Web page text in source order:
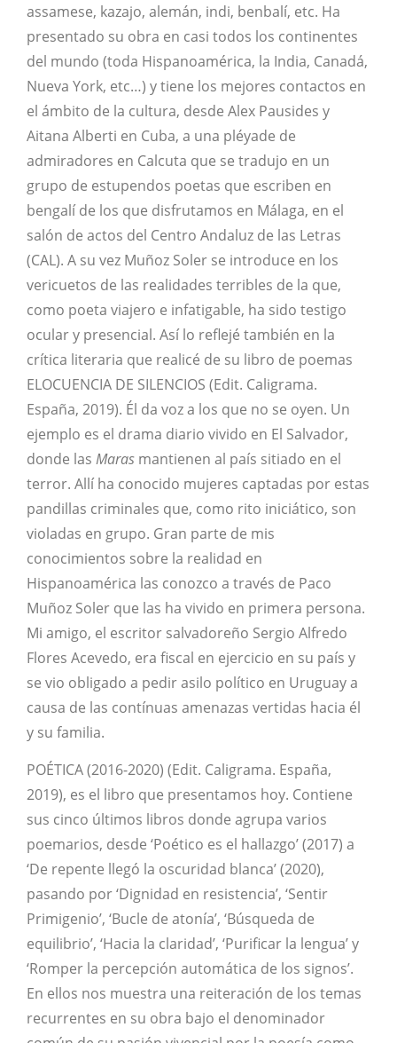
assamese, kazajo, alemán, indi, benbalí, etc. Ha
presentado su obra en casi todos los continentes
del mundo (toda Hispanoamérica, la India, Canadá,
Nueva York, etc…) y tiene los mejores contactos en
el ámbito de la cultura, desde Alex Pausides y
Aitana Alberti en Cuba, a una pléyade de
admiradores en Calcuta que se tradujo en un
grupo de estupendos poetas que escriben en
bengalí de los que disfrutamos en Málaga, en el
salón de actos del Centro Andaluz de las Letras
(CAL). A su vez Muñoz Soler se introduce en los
vericuetos de las realidades terribles de la que,
como poeta viajero e infatigable, ha sido testigo
ocular y presencial. Así lo reflejé también en la
crítica literaria que realicé de su libro de poemas
ELOCUENCIA DE SILENCIOS (Edit. Caligrama.
España, 2019). Él da voz a los que no se oyen. Un
ejemplo es el drama diario vivido en El Salvador,
donde las Maras mantienen al país sitiado en el
terror. Allí ha conocido mujeres captadas por estas
pandillas criminales que, como rito iniciático, son
violadas en grupo. Gran parte de mis
conocimientos sobre la realidad en
Hispanoamérica las conozco a través de Paco
Muñoz Soler que las ha vivido en primera persona.
Mi amigo, el escritor salvadoreño Sergio Alfredo
Flores Acevedo, era fiscal en ejercicio en su país y
se vio obligado a pedir asilo político en Uruguay a
causa de las contínuas amenazas vertidas hacia él
y su familia.
POÉTICA (2016-2020) (Edit. Caligrama. España,
2019), es el libro que presentamos hoy. Contiene
sus cinco últimos libros donde agrupa varios
poemarios, desde ‘Poético es el hallazgo’ (2017) a
‘De repente llegó la oscuridad blanca’ (2020),
pasando por ‘Dignidad en resistencia’, ‘Sentir
Primigenio’, ‘Bucle de atonía’, ‘Búsqueda de
equilibrio’, ‘Hacia la claridad’, ‘Purificar la lengua’ y
‘Romper la percepción automática de los signos’.
En ellos nos muestra una reiteración de los temas
recurrentes en su obra bajo el denominador